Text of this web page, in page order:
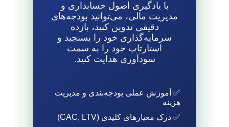
با یادگیری اصول حسابداری و
مدیریت مالی، می‌توانید بودجه‌های
دقیقی تدوین کنید، بازده
سرمایه‌گذاری خود را بسنجید و
استارتاپ خود را به سمت
سودآوری هدایت کنید.
✅ آموزش عملی بودجه‌بندی و مدیریت
هزینه
✅ درک معیارهای کلیدی (CAC, LTV)